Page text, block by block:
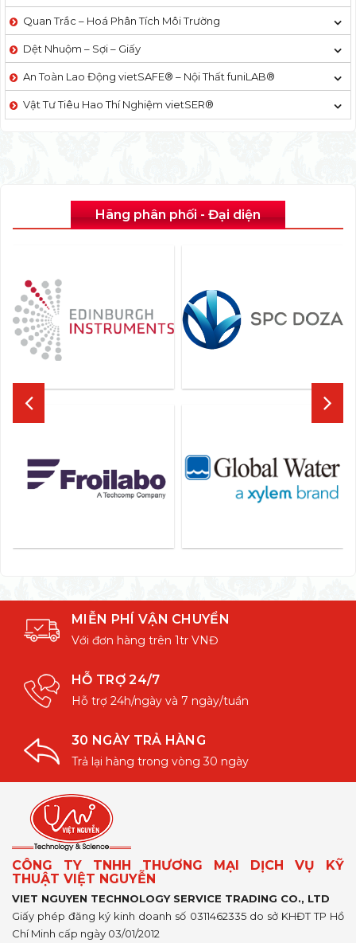
Quan Trắc – Hoá Phân Tích Môi Trường
Dệt Nhuộm – Sợi – Giấy
An Toàn Lao Động vietSAFE® – Nội Thất funiLAB®
Vật Tư Tiêu Hao Thí Nghiệm vietSER®
Hãng phân phối - Đại diện
MIỄN PHÍ VẬN CHUYỂN
Với đơn hàng trên 1tr VNĐ
HỖ TRỢ 24/7
Hỗ trợ 24h/ngày và 7 ngày/tuần
30 NGÀY TRẢ HÀNG
Trả lại hàng trong vòng 30 ngày
CÔNG TY TNHH THƯƠNG MẠI DỊCH VỤ KỸ
THUẬT VIỆT NGUYỄN
VIET NGUYEN TECHNOLOGY SERVICE TRADING CO., LTD
Giấy phép đăng ký kinh doanh số 0311462335 do sở KHĐT TP Hồ
Chí Minh cấp ngày 03/01/2012